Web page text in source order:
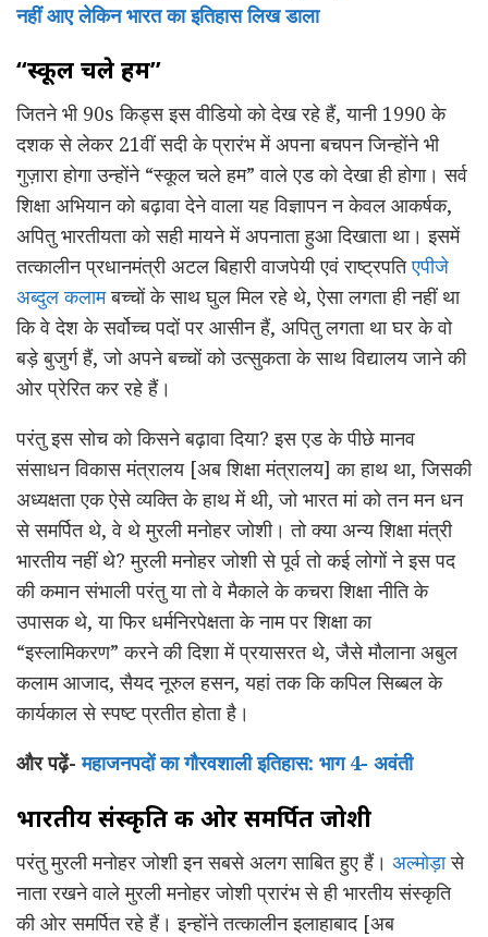
नहीं आए लेकिन भारत का इतिहास लिख डाला
“स्कूल चले हम”
जितने भी 90s किड्स इस वीडियो को देख रहे हैं, यानी 1990 के
दशक से लेकर 21वीं सदी के प्रारंभ में अपना बचपन जिन्होंने भी
गुज़ारा होगा उन्होंने “स्कूल चले हम” वाले एड को देखा ही होगा। सर्व
शिक्षा अभियान को बढ़ावा देने वाला यह विज्ञापन न केवल आकर्षक,
अपितु भारतीयता को सही मायने में अपनाता हुआ दिखाता था। इसमें
तत्कालीन प्रधानमंत्री अटल बिहारी वाजपेयी एवं राष्ट्रपतिएपीजे
अब्दुल कलामबच्चों के साथ घुल मिल रहे थे, ऐसा लगता ही नहीं था
कि वे देश के सर्वोच्च पदों पर आसीन हैं, अपितु लगता था घर के वो
बड़े बुजुर्ग हैं, जो अपने बच्चों को उत्सुकता के साथ विद्यालय जाने की
ओर प्रेरित कर रहे हैं।
परंतु इस सोच को किसने बढ़ावा दिया? इस एड के पीछे मानव
संसाधन विकास मंत्रालय [अब शिक्षा मंत्रालय] का हाथ था, जिसकी
अध्यक्षता एक ऐसे व्यक्ति के हाथ में थी, जो भारत मां को तन मन धन
से समर्पित थे, वे थे मुरली मनोहर जोशी। तो क्या अन्य शिक्षा मंत्री
भारतीय नहीं थे? मुरली मनोहर जोशी से पूर्व तो कई लोगों ने इस पद
की कमान संभाली परंतु या तो वे मैकाले के कचरा शिक्षा नीति के
उपासक थे, या फिर धर्मनिरपेक्षता के नाम पर शिक्षा का
“इस्लामिकरण” करने की दिशा में प्रयासरत थे, जैसे मौलाना अबुल
कलाम आजाद, सैयद नूरुल हसन, यहां तक कि कपिल सिब्बल के
कार्यकाल से स्पष्ट प्रतीत होता है।
और पढ़ें-महाजनपदों का गौरवशाली इतिहास: भाग 4- अवंती
भारतीय संस्कृति की ओर समर्पित जोशी
परंतु मुरली मनोहर जोशी इन सबसे अलग साबित हुए हैं। अल्मोड़ासे
नाता रखने वाले मुरली मनोहर जोशी प्रारंभ से ही भारतीय संस्कृति
की ओर समर्पित रहे हैं। इन्होंने तत्कालीन इलाहाबाद [अब